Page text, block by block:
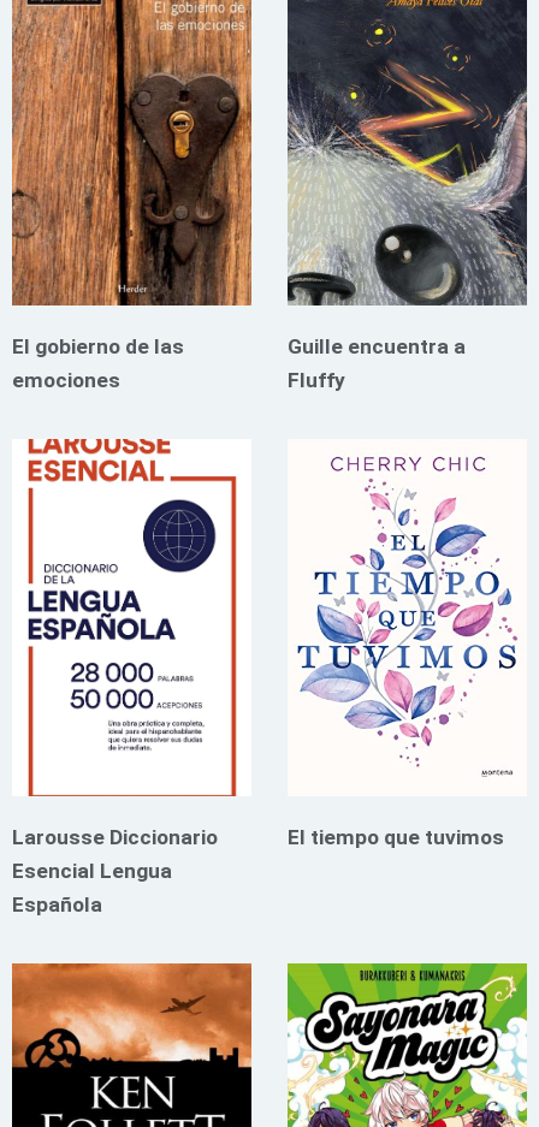
El gobierno de las
emociones
Guille encuentra a
Fluffy
Larousse Diccionario
Esencial Lengua
Española
El tiempo que tuvimos